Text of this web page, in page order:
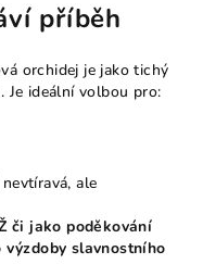
příběh
orchidej je jako tichý
Je ideální volbou pro:
ale
či jako poděkování
slavnostního